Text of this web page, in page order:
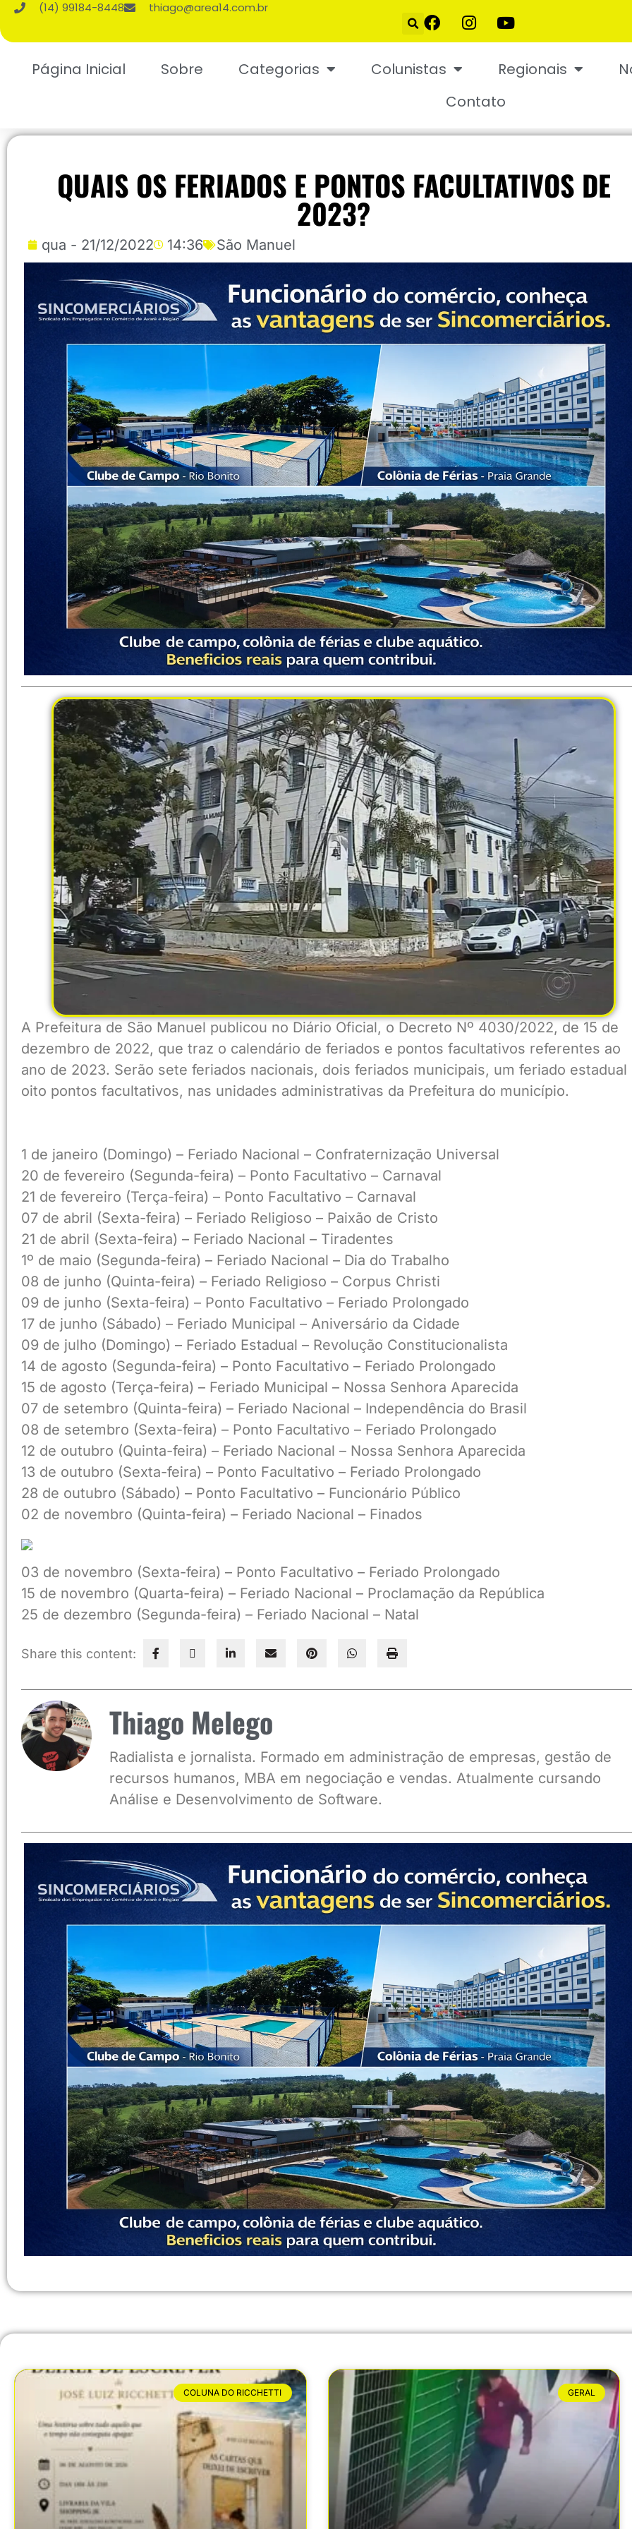
(14) 99184-8448 thiago@area14.com.br
Página Inicial Sobre Categorias Colunistas Regionais
Contato
QUAIS OS FERIADOS E PONTOS FACULTATIVOS DE
2023?
qua - 21/12/2022 14:36 São Manuel
A Prefeitura de São Manuel publicou no Diário Oficial, o Decreto Nº 4030/2022, de 15 de
dezembro de 2022, que traz o calendário de feriados e pontos facultativos referentes ao
ano de 2023. Serão sete feriados nacionais, dois feriados municipais, um feriado estadual
oito pontos facultativos, nas unidades administrativas da Prefeitura do município.
1 de janeiro (Domingo) – Feriado Nacional – Confraternização Universal
20 de fevereiro (Segunda-feira) – Ponto Facultativo – Carnaval
21 de fevereiro (Terça-feira) – Ponto Facultativo – Carnaval
07 de abril (Sexta-feira) – Feriado Religioso – Paixão de Cristo
21 de abril (Sexta-feira) – Feriado Nacional – Tiradentes
1º de maio (Segunda-feira) – Feriado Nacional – Dia do Trabalho
08 de junho (Quinta-feira) – Feriado Religioso – Corpus Christi
09 de junho (Sexta-feira) – Ponto Facultativo – Feriado Prolongado
17 de junho (Sábado) – Feriado Municipal – Aniversário da Cidade
09 de julho (Domingo) – Feriado Estadual – Revolução Constitucionalista
14 de agosto (Segunda-feira) – Ponto Facultativo – Feriado Prolongado
15 de agosto (Terça-feira) – Feriado Municipal – Nossa Senhora Aparecida
07 de setembro (Quinta-feira) – Feriado Nacional – Independência do Brasil
08 de setembro (Sexta-feira) – Ponto Facultativo – Feriado Prolongado
12 de outubro (Quinta-feira) – Feriado Nacional – Nossa Senhora Aparecida
13 de outubro (Sexta-feira) – Ponto Facultativo – Feriado Prolongado
28 de outubro (Sábado) – Ponto Facultativo – Funcionário Público
02 de novembro (Quinta-feira) – Feriado Nacional – Finados
03 de novembro (Sexta-feira) – Ponto Facultativo – Feriado Prolongado
15 de novembro (Quarta-feira) – Feriado Nacional – Proclamação da República
25 de dezembro (Segunda-feira) – Feriado Nacional – Natal
Share this content:
Thiago Melego
Radialista e jornalista. Formado em administração de empresas, gestão de
recursos humanos, MBA em negociação e vendas. Atualmente cursando
Análise e Desenvolvimento de Software.
COLUNA DO RICCHETTI GERAL